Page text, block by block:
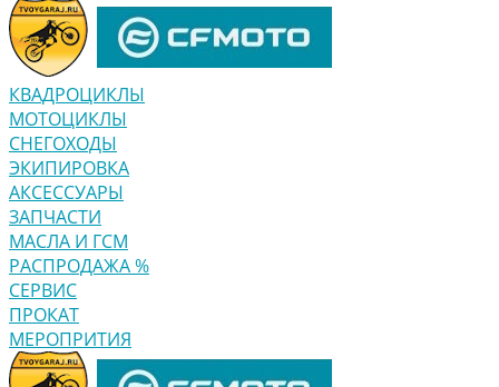
КВАДРОЦИКЛЫ
МОТОЦИКЛЫ
СНЕГОХОДЫ
ЭКИПИРОВКА
АКСЕССУАРЫ
ЗАПЧАСТИ
МАСЛА И ГСМ
РАСПРОДАЖА %
СЕРВИС
ПРОКАТ
МЕРОПРИТИЯ